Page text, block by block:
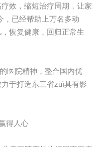
效，缩短治疗周期，让家
，已经帮助上万名多动
恢复健康，回归正常生
医院精神，整合国内优
于打造东三省zuì具有影
得人心